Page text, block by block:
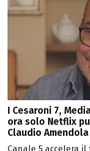
I Cesaroni 7,
ora solo Netflix
Claudio
Canale 5 accelera